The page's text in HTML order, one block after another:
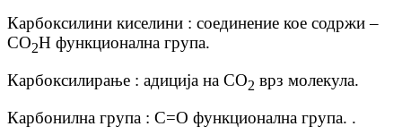
Карбоксилини киселини : соединение кое содржи –
CO2H функционална група.
Карбоксилирање : адиција на CO2 врз молекула.
Карбонилна група : C=O функционална група. .